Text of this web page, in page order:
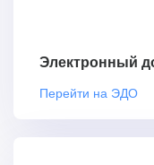
Электронный
Перейти на ЭДО